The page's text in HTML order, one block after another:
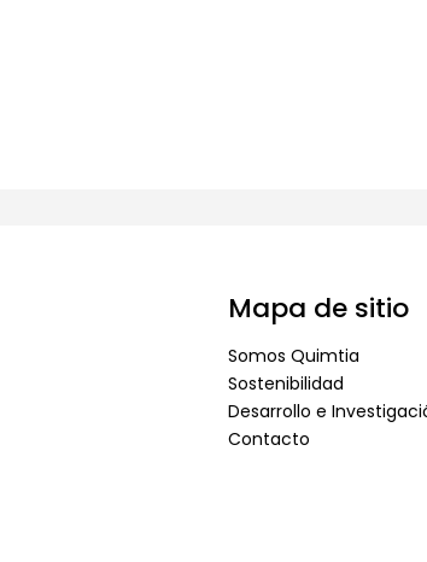
Mapa de sitio
Somos Quimtia
Sostenibilidad
Desarrollo e
Contacto